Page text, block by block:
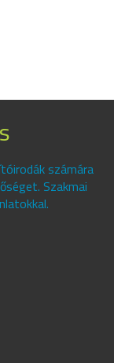
számára
Szakmai